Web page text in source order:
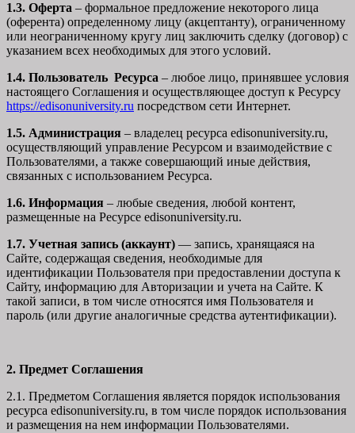
1.3. Оферта – формальное предложение некоторого лица
(оферента) определенному лицу (акцептанту), ограниченному
или неограниченному кругу лиц заключить сделку (договор) с
указанием всех необходимых для этого условий.
1.4. Пользователь Ресурса – любое лицо, принявшее условия
настоящего Соглашения и осуществляющее доступ к Ресурсу
https://edisonuniversity.ru посредством сети Интернет.
1.5. Администрация – владелец ресурса edisonuniversity.ru,
осуществляющий управление Ресурсом и взаимодействие с
Пользователями, а также совершающий иные действия,
связанных с использованием Ресурса.
1.6. Информация – любые сведения, любой контент,
размещенные на Ресурсе edisonuniversity.ru.
1.7. Учетная запись (аккаунт) — запись, хранящаяся на
Сайте, содержащая сведения, необходимые для
идентификации Пользователя при предоставлении доступа к
Сайту, информацию для Авторизации и учета на Сайте. К
такой записи, в том числе относятся имя Пользователя и
пароль (или другие аналогичные средства аутентификации).
2. Предмет Соглашения
2.1. Предметом Соглашения является порядок использования
ресурса edisonuniversity.ru, в том числе порядок использования
и размещения на нем информации Пользователями.